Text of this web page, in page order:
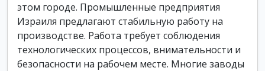
этом городе. Промышленные предприятия
Израиля предлагают стабильную работу на
производстве. Работа требует соблюдения
технологических процессов, внимательности и
безопасности на рабочем месте. Многие заводы